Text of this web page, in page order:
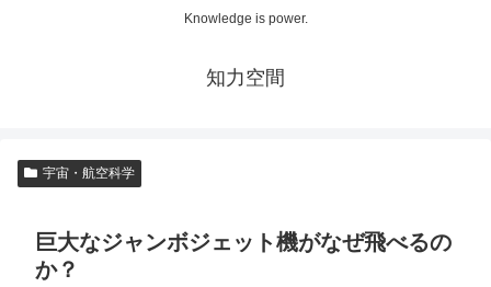
Knowledge is power.
知力空間
宇宙・航空科学
巨大なジャンボジェット機がなぜ飛べるの
か？